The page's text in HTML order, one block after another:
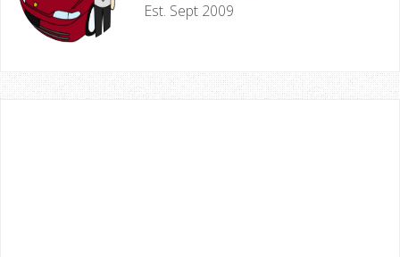
Est. Sept 2009